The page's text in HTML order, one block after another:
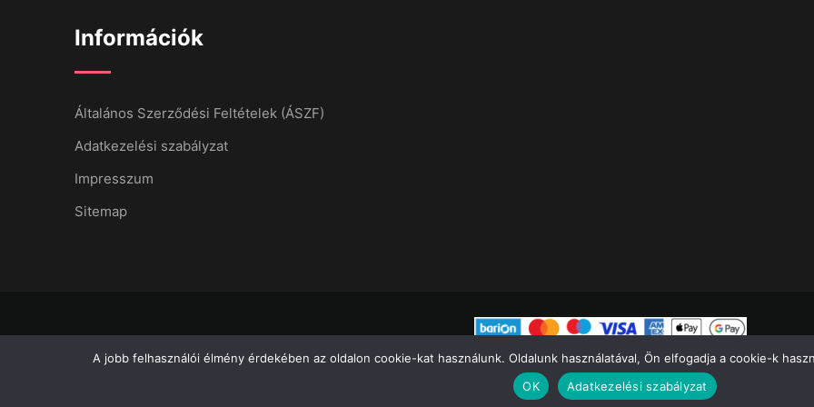
Információk
Általános Szerződési Feltételek (ÁSZF)
Adatkezelési szabályzat
Impresszum
Sitemap
Minden jog fenntartva 2023.Menő Apró
A jobb felhasználói élmény érdekében az oldalon cookie-kat használunk. Oldalunk használatával, Ön elfogadja a cookie-k
OK
Adatkezelési szabályzat